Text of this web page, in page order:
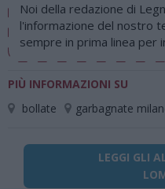
Noi della redazione di
l'informazione del nostro
sempre in prima linea per
PIÙ INFORMAZIONI SU
bollate
garbagnate
LEGGI GLI